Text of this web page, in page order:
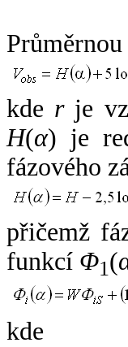
kde rje
H(α) je
fázového
přičemž
funkcí Φ1(
kde